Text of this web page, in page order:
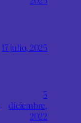
17 julio, 2025
5
diciembre,
2022